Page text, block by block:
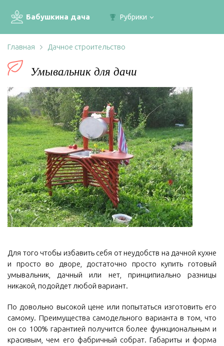
Бабушкина дача Рубрики
Главная Дачное строительство
Умывальник для дачи
Для того чтобы избавить себя от неудобств на дачной кухне
и просто во дворе, достаточно просто купить готовый
умывальник, дачный или нет, принципиально разницы
никакой, подойдет любой вариант.
По довольно высокой цене или попытаться изготовить его
самому. Преимущества самодельного варианта в том, что
он со 100% гарантией получится более функциональным и
красивым, чем его фабричный собрат. Габариты и форма